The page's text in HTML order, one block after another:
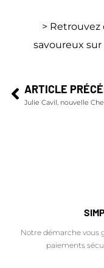
> Retrouvez
savoureux
ARTICLE
Notre démarche vous
paiements